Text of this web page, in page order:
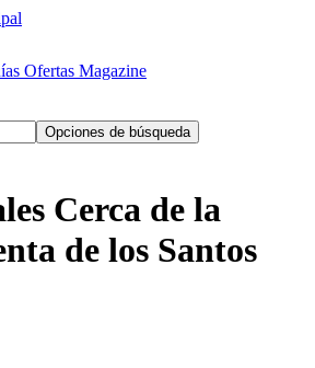
Ofertas Magazine
Opciones de búsqueda
Cerca de la
de los Santos